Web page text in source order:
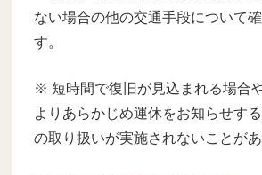
ない場合の他の交通手段について
す。
※ 短時間で復旧が見込まれる場合
よりあらかじめ運休をお知らせす
の取り扱いが実施されないことがあ